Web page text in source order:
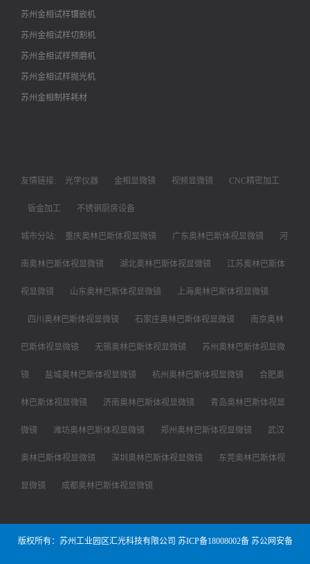
苏州金相试样镶嵌机
苏州金相试样切割机
苏州金相试样预磨机
苏州金相试样抛光机
苏州金相制样耗材
友情链接: 光学仪器 金相显微镜 视频显微镜 CNC精密加工
钣金加工 不锈钢厨房设备
城市分站: 重庆奥林巴斯体视显微镜 广东奥林巴斯体视显微镜 河
南奥林巴斯体视显微镜 湖北奥林巴斯体视显微镜 江苏奥林巴斯体
视显微镜 山东奥林巴斯体视显微镜 上海奥林巴斯体视显微镜
四川奥林巴斯体视显微镜 石家庄奥林巴斯体视显微镜 南京奥林
巴斯体视显微镜 无锡奥林巴斯体视显微镜 苏州奥林巴斯体视显微
镜 盐城奥林巴斯体视显微镜 杭州奥林巴斯体视显微镜 合肥奥
林巴斯体视显微镜 济南奥林巴斯体视显微镜 青岛奥林巴斯体视显
微镜 潍坊奥林巴斯体视显微镜 郑州奥林巴斯体视显微镜 武汉
奥林巴斯体视显微镜 深圳奥林巴斯体视显微镜 东莞奥林巴斯体视
显微镜 成都奥林巴斯体视显微镜
版权所有：苏州工业园区汇光科技有限公司 苏ICP备18008002备 苏公网安备